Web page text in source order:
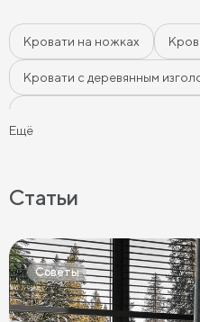
Кровати на ножках
Кровати с деревянным
Кровати 120 х 200 с ящиками
Кровати 140 х 200 с ящиками
Ещё
Статьи
Советы